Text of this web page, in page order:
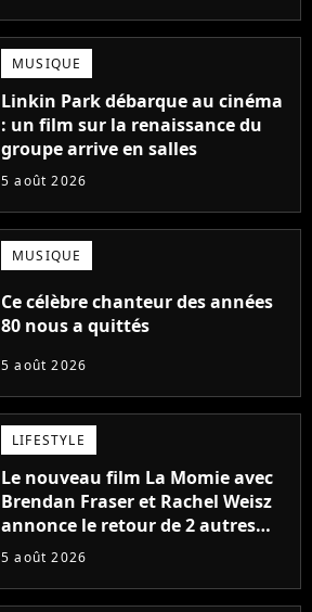
MUSIQUE
Linkin Park débarque au cinéma
: un film sur la renaissance du
groupe arrive en salles
5 août 2026
MUSIQUE
Ce célèbre chanteur des années
80 nous a quittés
5 août 2026
LIFESTYLE
Le nouveau film La Momie avec
Brendan Fraser et Rachel Weisz
annonce le retour de 2 autres
personnages emblématiques de
5 août 2026